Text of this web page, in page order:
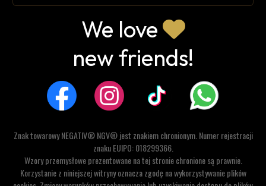
We love
new friends!
Znak towarowy NEGATIV® NGV® jest znakiem chronionym. Numer rejestracji
znaku EUIPO: 018299366.
Wzory przemysłowe prezentowane na tej stronie chronione są prawnie.
Korzystanie z niniejszej witryny oznacza zgodę na wykorzystywanie plików